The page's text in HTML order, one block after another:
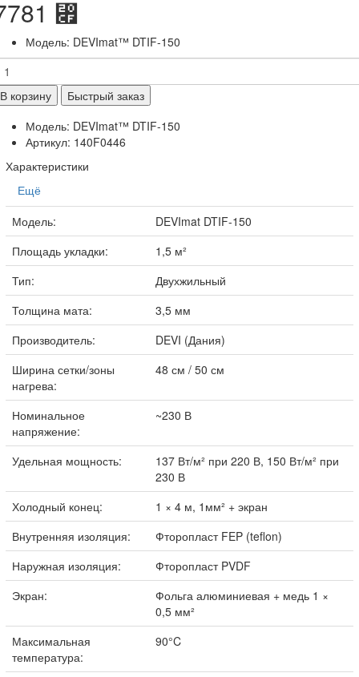
⃏
Модель: DEVImat™ DTIF-150
В корзину
Быстрый заказ
Модель: DEVImat™ DTIF-150
Артикул: 140F0446
Характеристики
Ещё
Модель:
DEVImat DTIF-150
Площадь укладки:
1,5 м²
Тип:
Двухжильный
Толщина мата:
3,5 мм
Производитель:
DEVI (Дания)
Ширина сетки/зоны
нагрева:
48 см / 50 см
Номинальное
напряжение:
~230 В
Удельная мощность:
137 Вт/м² при 220 В, 150 Вт/м² при
230 В
Холодный конец:
1 × 4 м, 1мм² + экран
Внутренняя изоляция:
Фторопласт FEP (teflon)
Наружная изоляция:
Фторопласт PVDF
Экран:
Фольга алюминиевая + медь 1 ×
0,5 мм²
Максимальная
температура:
90°C